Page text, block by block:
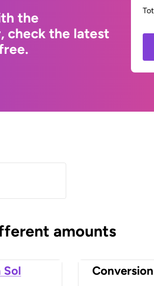
the
check the latest
amounts
Sol